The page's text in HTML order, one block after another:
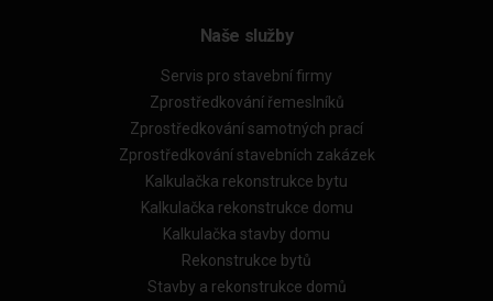
Naše služby
Servis pro stavební firmy
Zprostředkování řemeslníků
Zprostředkování samotných prací
Zprostředkování stavebních zakázek
Kalkulačka rekonstrukce bytu
Kalkulačka rekonstrukce domu
Kalkulačka stavby domu
Rekonstrukce bytů
Stavby a rekonstrukce domů